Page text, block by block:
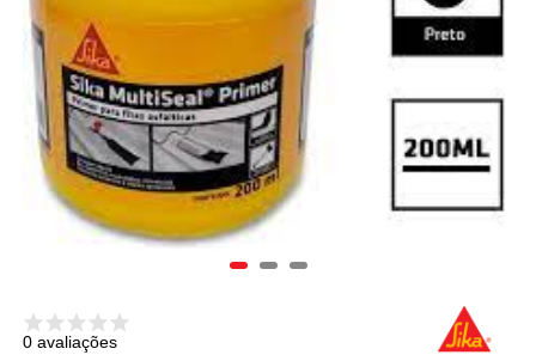
0 avaliações